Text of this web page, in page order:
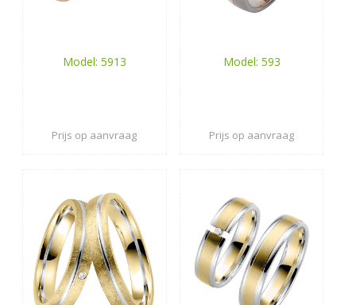
Model: 5913
Prijs op aanvraag
Model: 593
Prijs op aanvraag